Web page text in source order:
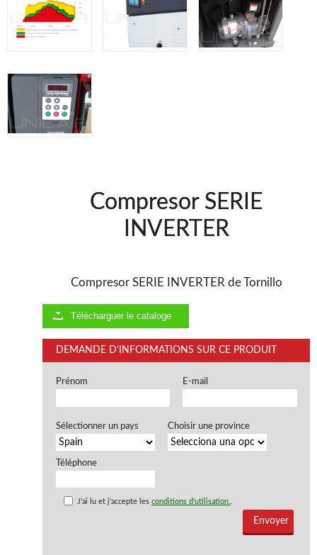
Offres et Opportunités
Compresor SERIE
INVERTER
Compresor SERIE INVERTER de Tornillo
Télécharguer le cataloge
DEMANDE D'INFORMATIONS SUR CE PRODUIT
Prénom E-mail
Sélectionner un pays Choisir une province
Téléphone
J'ai lu et j'accepte lesconditions d'utilisation..